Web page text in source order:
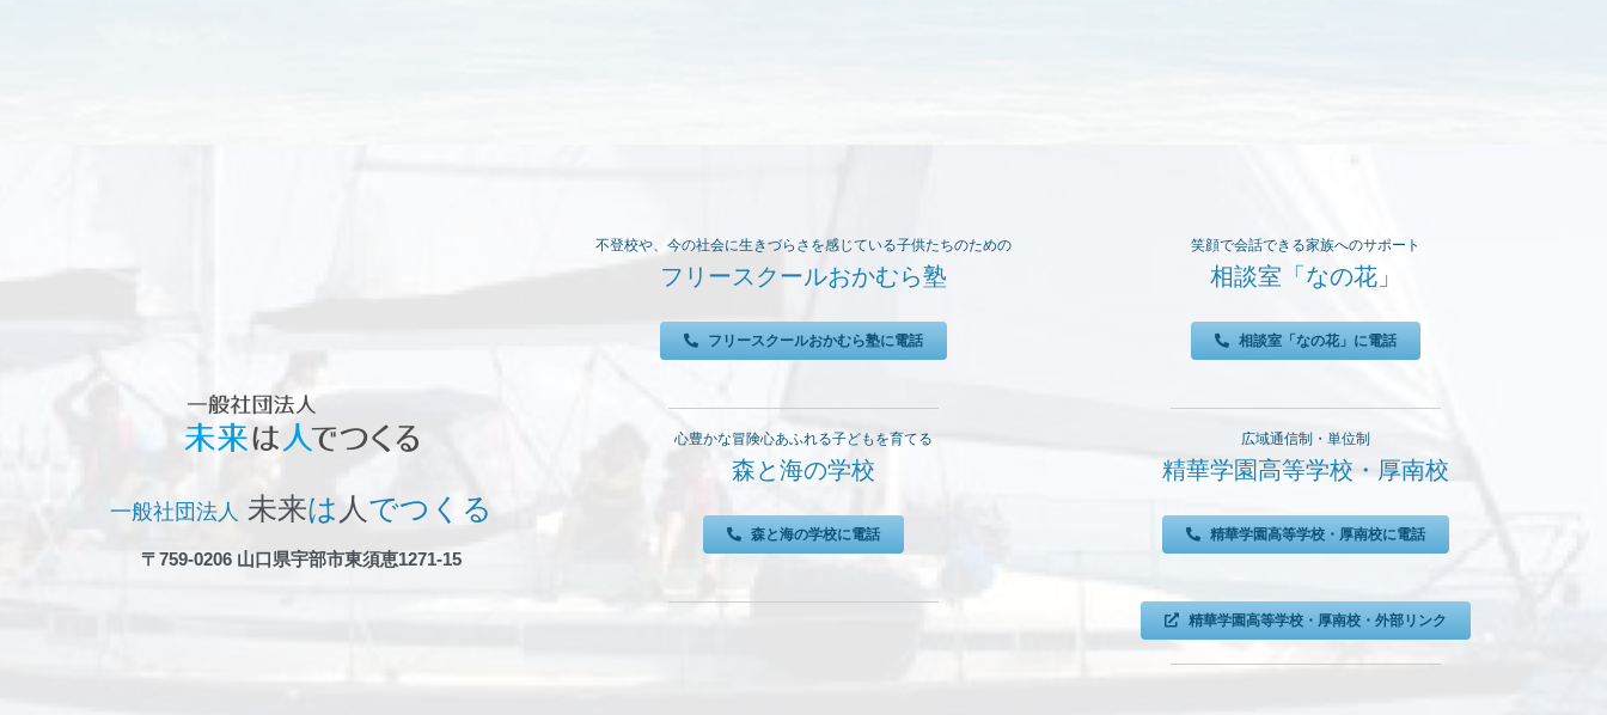
一般社団法人 未来は 人 でつくる
〒759-0206 山口県宇部市東須恵1271-15
不登校や、今の社会に生きづらさを感じている子供たちのための
フリースクールおかむら塾
フリースクールおかむら塾に電話
心豊かな冒険心あふれる子どもを育てる
森と海の学校
森と海の学校に電話
笑顔で会話できる家族へのサポート
相談室「なの花」
相談室「なの花」に電話
広域通信制・単位制
精華学園高等学校・厚南校
精華学園高等学校・厚南校に電話
精華学園高等学校・厚南校・外部リンク